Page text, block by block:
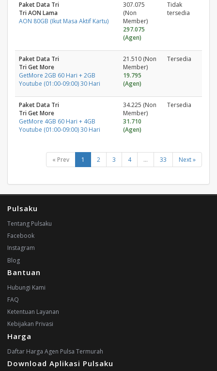
Paket Data Tri
Tri AON Lama
AON 80GB (Ikut Masa Aktif Kartu)
307.075
(Non
Member)
297.075
(Agen)
Tidak
tersedia
Paket Data Tri
Tri Get More
GetMore 2GB 60 Hari + 2GB
Youtube (01:00-09:00) 30 Hari
21.510 (Non
Member)
19.795
(Agen)
Tersedia
Paket Data Tri
Tri Get More
GetMore 4GB 60 Hari + 4GB
Youtube (01:00-09:00) 30 Hari
34.225 (Non
Member)
31.710
(Agen)
Tersedia
« Prev 1 2 3 4 ... 33 Next »
Pulsaku
Tentang Pulsaku
Facebook
Instagram
Blog
Bantuan
Hubungi Kami
FAQ
Ketentuan Layanan
Kebijakan Privasi
Harga
Daftar Harga Agen Pulsa Termurah
Download Aplikasi Pulsaku